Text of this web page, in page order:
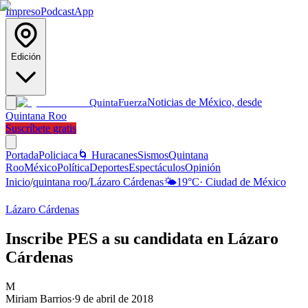
ImpresoPodcastApp
Edición
QuintaFuerzaNoticias de México, desde
Quintana Roo
Suscríbete gratis
PortadaPoliciaca 🌀 HuracanesSismosQuintana
RooMéxicoPolíticaDeportesEspectáculosOpinión
Inicio/quintana roo/Lázaro Cárdenas🌤️19°C· Ciudad de México
Lázaro Cárdenas
Inscribe PES a su candidata en Lázaro
Cárdenas
M
Miriam Barrios·9 de abril de 2018